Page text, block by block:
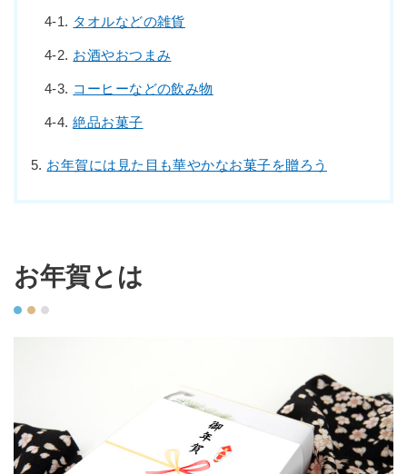
タオルなどの雑貨
お酒やおつまみ
コーヒーなどの飲み物
絶品お菓子
お年賀には見た目も華やかなお菓子を贈ろう
お年賀とは